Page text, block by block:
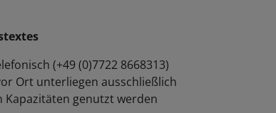
(+49 (0)7722 8668313)
Ort unterliegen ausschließlich
genutzt werden